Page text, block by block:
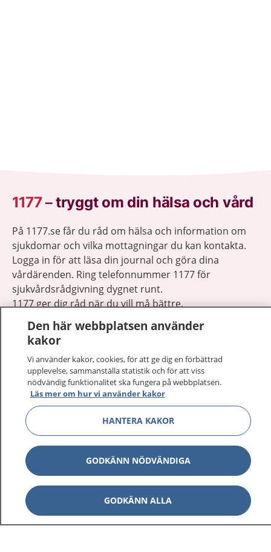
1177–tryggt om din hälsa och vård
På 1177.se får du råd om hälsa och information om
sjukdomar och vilka mottagningar du kan kontakta.
Logga in för att läsa din journal och göra dina
vårdärenden. Ring telefonnummer 1177 för
sjukvårdsrådgivning dygnet runt.
1177 ger dig råd när du vill må bättre.
1177 på flera språk
Om 1177 Visa
Kontakt Visa
Behandling av personuppgifter
Hantering av kakor
Den här webbplatsen använder
kakor
Vi använder kakor, cookies, för att ge dig en förbättrad
upplevelse, sammanställa statistik och för att viss
nödvändig funktionalitet ska fungera på webbplatsen.
Läs mer om hur vi använder kakor
HANTERA KAKOR
GODKÄNN NÖDVÄNDIGA
GODKÄNN ALLA